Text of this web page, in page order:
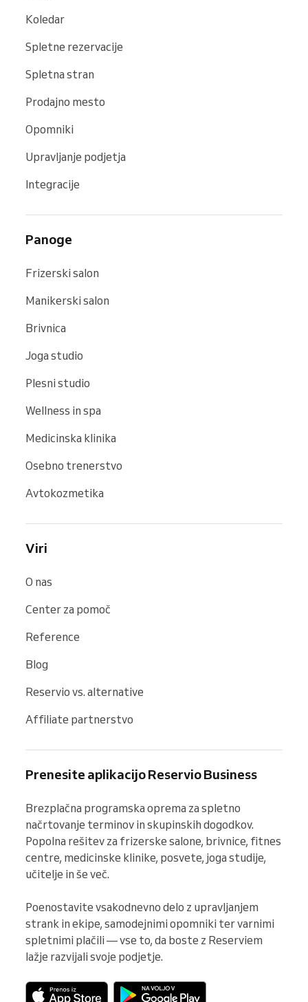
Koledar
Spletne rezervacije
Spletna stran
Prodajno mesto
Opomniki
Upravljanje podjetja
Integracije
Panoge
Frizerski salon
Manikerski salon
Brivnica
Joga studio
Plesni studio
Wellness in spa
Medicinska klinika
Osebno trenerstvo
Avtokozmetika
Viri
O nas
Center za pomoč
Reference
Blog
Reservio vs. alternative
Affiliate partnerstvo
Prenesite aplikacijo Reservio Business
Brezplačna programska oprema za spletno
načrtovanje terminov in skupinskih dogodkov.
Popolna rešitev za frizerske salone, brivnice, fitnes
centre, medicinske klinike, posvete, joga studije,
učitelje in še več.
Poenostavite vsakodnevno delo z upravljanjem
strank in ekipe, samodejnimi opomniki ter varnimi
spletnimi plačili — vse to, da boste z Reserviem
lažje razvijali svoje podjetje.